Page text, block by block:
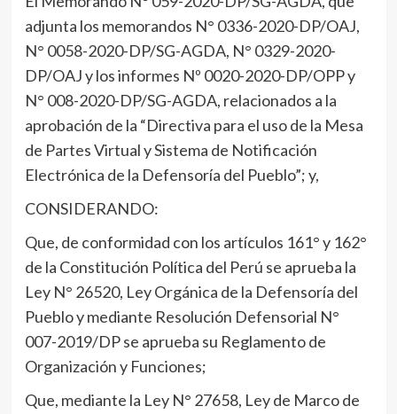
adjunta los memorandos N° 0336-2020-DP/OAJ,
N° 0058-2020-DP/SG-AGDA, N° 0329-2020-
DP/OAJ y los informes Nº 0020-2020-DP/OPP y
N° 008-2020-DP/SG-AGDA, relacionados a la
aprobación de la “Directiva para el uso de la Mesa
de Partes Virtual y Sistema de Notificación
Electrónica de la Defensoría del Pueblo”; y,
CONSIDERANDO:
Que, de conformidad con los artículos 161° y 162°
de la Constitución Política del Perú se aprueba la
Ley N° 26520, Ley Orgánica de la Defensoría del
Pueblo y mediante Resolución Defensorial N°
007-2019/DP se aprueba su Reglamento de
Organización y Funciones;
Que, mediante la Ley N° 27658, Ley de Marco de